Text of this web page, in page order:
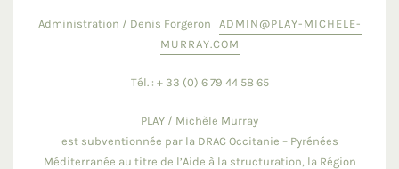
Administration / Denis Forgeron ADMIN@PLAY-MICHELE-
MURRAY.COM
Tél. : + 33 (0) 6 79 44 58 65
PLAY / Michèle Murray
est subventionnée par la DRAC Occitanie – Pyrénées
Méditerranée au titre de l’Aide à la structuration, la Région